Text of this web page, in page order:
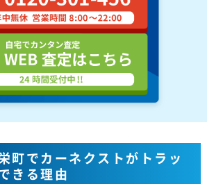
町でカーネクストがトラッ
きる理由